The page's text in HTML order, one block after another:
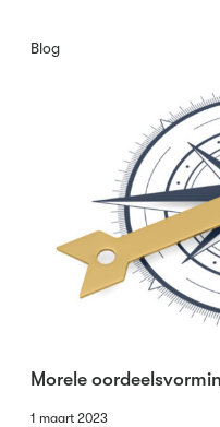
Blog
Morele
1 maart 2023